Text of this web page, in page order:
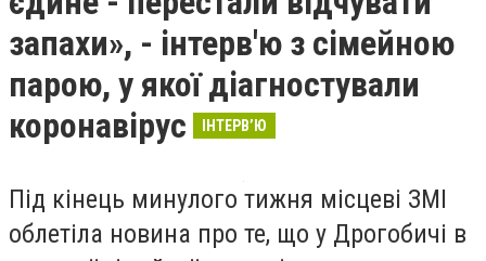
запахи», - інтерв'ю з сімейною
парою, у якої діагностували
коронавірус
ІНТЕРВ’Ю
Під кінець минулого тижня місцеві ЗМІ
облетіла новина про те, що у Дрогобичі в